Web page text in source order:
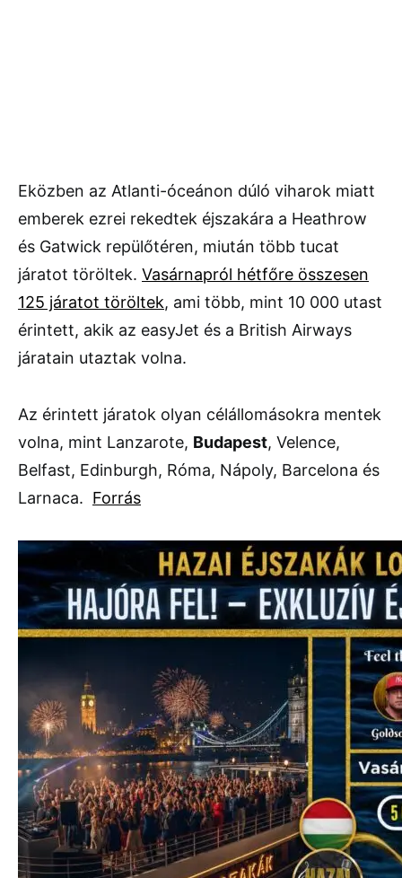
Eközben az Atlanti-óceánon dúló viharok miatt
emberek ezrei rekedtek éjszakára a Heathrow
és Gatwick repülőtéren, miután több tucat
járatot töröltek. Vasárnapról hétfőre összesen
125 járatot töröltek, ami több, mint 10 000 utast
érintett, akik az easyJet és a British Airways
járatain utaztak volna.
Az érintett járatok olyan célállomásokra mentek
volna, mint Lanzarote, Budapest, Velence,
Belfast, Edinburgh, Róma, Nápoly, Barcelona és
Larnaca. Forrás